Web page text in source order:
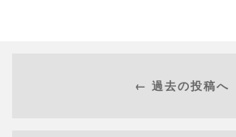
← 過去の投稿へ